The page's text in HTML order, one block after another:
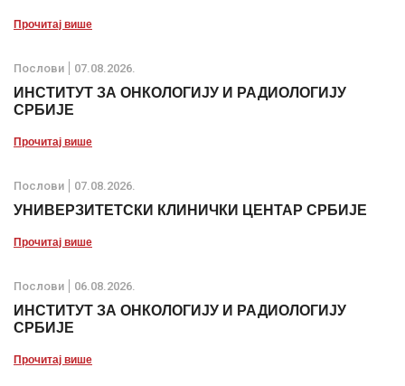
Прочитај више
Послови 07.08.2026.
ИНСТИТУТ ЗА ОНКОЛОГИЈУ И РАДИОЛОГИЈУ
СРБИЈЕ
Прочитај више
Послови 07.08.2026.
УНИВЕРЗИТЕТСКИ КЛИНИЧКИ ЦЕНТАР СРБИЈЕ
Прочитај више
Послови 06.08.2026.
ИНСТИТУТ ЗА ОНКОЛОГИЈУ И РАДИОЛОГИЈУ
СРБИЈЕ
Прочитај више